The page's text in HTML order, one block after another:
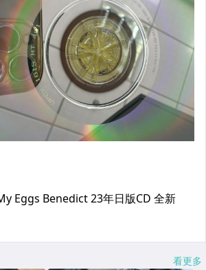
看更多